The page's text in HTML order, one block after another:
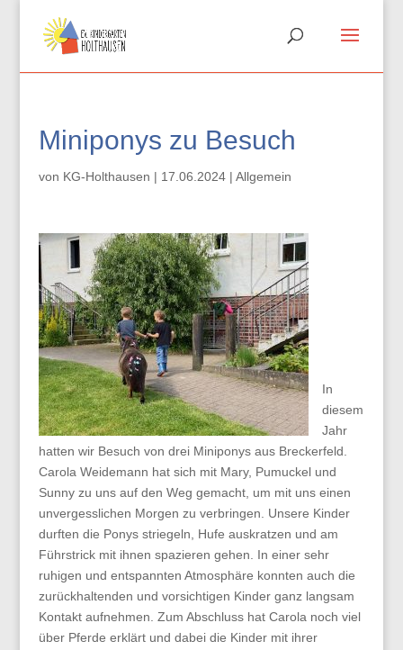
Miniponys zu Besuch
von KG-Holthausen | 17.06.2024| Allgemein
In
diesem
Jahr
hatten wir Besuch von drei Miniponys aus Breckerfeld.
Carola Weidemann hat sich mit Mary, Pumuckel und
Sunny zu uns auf den Weg gemacht, um mit uns einen
unvergesslichen Morgen zu verbringen. Unsere Kinder
durften die Ponys striegeln, Hufe auskratzen und am
Führstrick mit ihnen spazieren gehen. In einer sehr
ruhigen und entspannten Atmosphäre konnten auch die
zurückhaltenden und vorsichtigen Kinder ganz langsam
Kontakt aufnehmen. Zum Abschluss hat Carola noch viel
über Pferde erklärt und dabei die Kinder mit ihrer